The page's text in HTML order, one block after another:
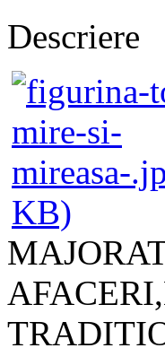
Descriere